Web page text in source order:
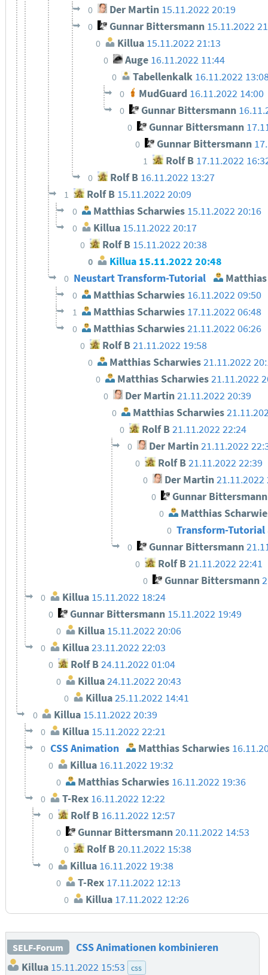
0 Der Martin 15.11.2022 20:19
0 Gunnar Bittersmann 15.11.2022
0 Killua 15.11.2022 21:13
0 Auge 16.11.2022 11:44
0 Tabellenkalk 16.11.2022
0 MudGuard 16.11.2022 14:00
0 Gunnar Bittersmann
0 Gunnar Bittersmann
0 Gunnar Bittersmann
1 Rolf B 17.11.2022
0 Rolf B 16.11.2022 13:27
1 Rolf B 15.11.2022 20:09
0 Matthias Scharwies 15.11.2022 20:16
0 Killua 15.11.2022 20:17
0 Rolf B 15.11.2022 20:38
0 Killua 15.11.2022 20:48
0 Neustart Transform-Tutorial Matthias
0 Matthias Scharwies 16.11.2022 09:50
1 Matthias Scharwies 17.11.2022 06:48
0 Matthias Scharwies21.11.2022 06:26
0 Rolf B21.11.2022 19:58
0 Matthias Scharwies21.11.2022
0 Matthias Scharwies21.11.2022
0 Der Martin21.11.2022 20:39
0 Matthias Scharwies
0 Rolf B21.11.2022 22:24
0 Der Martin21.11.2022
0 Rolf B21.11.2022 22:39
0 Der Martin21.11.2022
0 Gunnar Bittersmann
0 Matthias
0 Transform-
0 Gunnar Bittersmann
0 Rolf B21.11.2022 22:41
0 Gunnar Bittersmann
0 Killua 15.11.2022 18:24
0 Gunnar Bittersmann 15.11.2022 19:49
0 Killua 15.11.2022 20:06
0 Killua 23.11.2022 22:03
0 Rolf B 24.11.2022 01:04
0 Killua24.11.2022 20:43
0 Killua25.11.2022 14:41
0 Killua 15.11.2022 20:39
0 Killua 15.11.2022 22:21
0 CSS Animation Matthias Scharwies
0 Killua 16.11.2022 19:32
0 Matthias Scharwies 16.11.2022 19:36
0 T-Rex 16.11.2022 12:22
0 Rolf B 16.11.2022 12:57
0 Gunnar Bittersmann20.11.2022 14:53
0 Rolf B20.11.2022 15:38
0 Killua 16.11.2022 19:38
0 T-Rex 17.11.2022 12:13
0 Killua 17.11.2022 12:26
SELF-Forum
CSS Animationen kombinieren
Killua 15.11.2022 15:53 css